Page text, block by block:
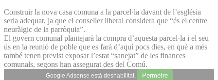
Construir la nova casa comuna a la parcel·la davant de l’església
seria adequat, ja que el conseller liberal considera que “és el centre
neuràlgic de la parròquia”.
El govern comunal plantejarà la compra d’aquesta parcel·la i el seu
ús en la reunió de poble que es farà d’aquí pocs dies, en què a més
també tenen previst exposar l’estat “sanejat” de les finances
comunals, segons han assegurat des del Comú.
Google Adsense està deshabilitat. Permetre